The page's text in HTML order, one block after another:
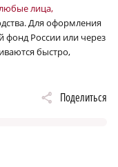
лица,
Для оформления
фонд России или через
быстро,
Поделиться